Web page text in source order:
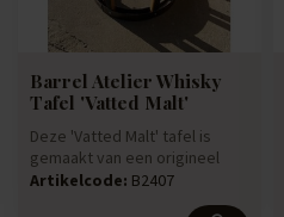
Barrel Atelier Whisky
Tafel 'Vatted Malt'
Deze 'Vatted Malt' tafel is
gemaakt van een origineel
gebruikt Whiskyvat. De beh...
Artikelcode: B2407